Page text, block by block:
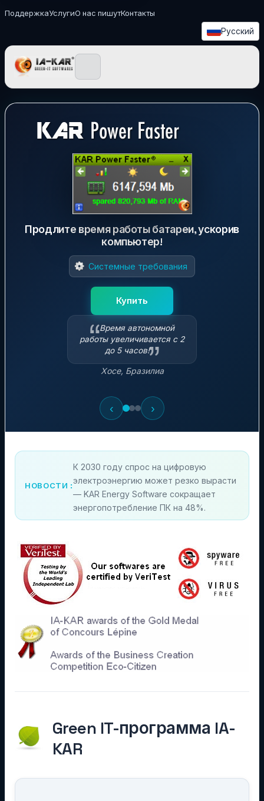
ПоддержкаУслугиО нас пишутКонтакты
Русский
IA-KAR - Green IT
Продлите время работы батареи, ускорив
компьютер!
Системные требования
Купить
Время автономной
работы увеличивается с 2
до 5 часов!
Хосе, Бразилиа
‹ ›
НОВОСТИ :
К 2030 году спрос на цифровую
электроэнергию может резко вырасти
— KAR Energy Software сокращает
энергопотребление ПК на 48%.
Green IT-программа IA-
KAR